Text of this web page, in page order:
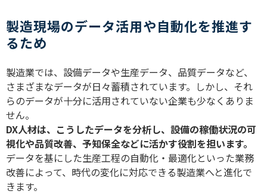
製造現場のデータ活用や自動化を推進す
るため
製造業では、設備データや生産データ、品質データなど、
さまざまなデータが日々蓄積されています。しかし、それ
らのデータが十分に活用されていない企業も少なくありま
せん。
DX人材は、こうしたデータを分析し、設備の稼働状況の可
視化や品質改善、予知保全などに活かす役割を担います。
データを基にした生産工程の自動化・最適化といった業務
改善によって、時代の変化に対応できる製造業へと進化で
きます。